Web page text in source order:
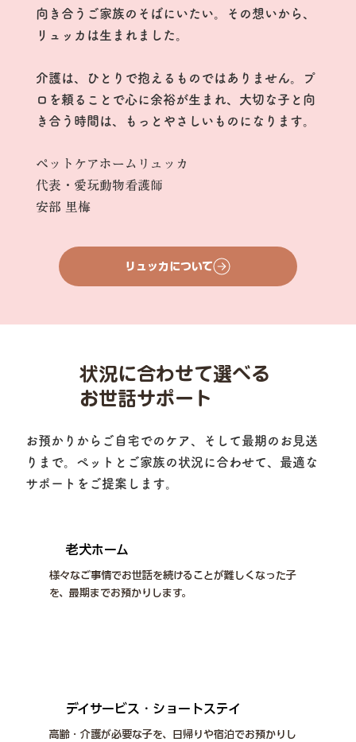
向き合うご家族のそばにいたい。その想いから、
リュッカは生まれました。
介護は、ひとりで抱えるものではありません。プ
ロを頼ることで心に余裕が生まれ、大切な子と向
き合う時間は、もっとやさしいものになります。
ペットケアホームリュッカ
代表・愛玩動物看護師
安部 里梅
リュッカについて
状況に合わせて選べる
お世話サポート
お預かりからご自宅でのケア、そして最期のお見送
りまで。ペットとご家族の状況に合わせて、最適な
サポートをご提案します。
老犬ホーム
様々なご事情でお世話を続けることが難しくなった子
を、最期までお預かりします。
デイサービス・ショートステイ
高齢・介護が必要な子を、日帰りや宿泊でお預かりし